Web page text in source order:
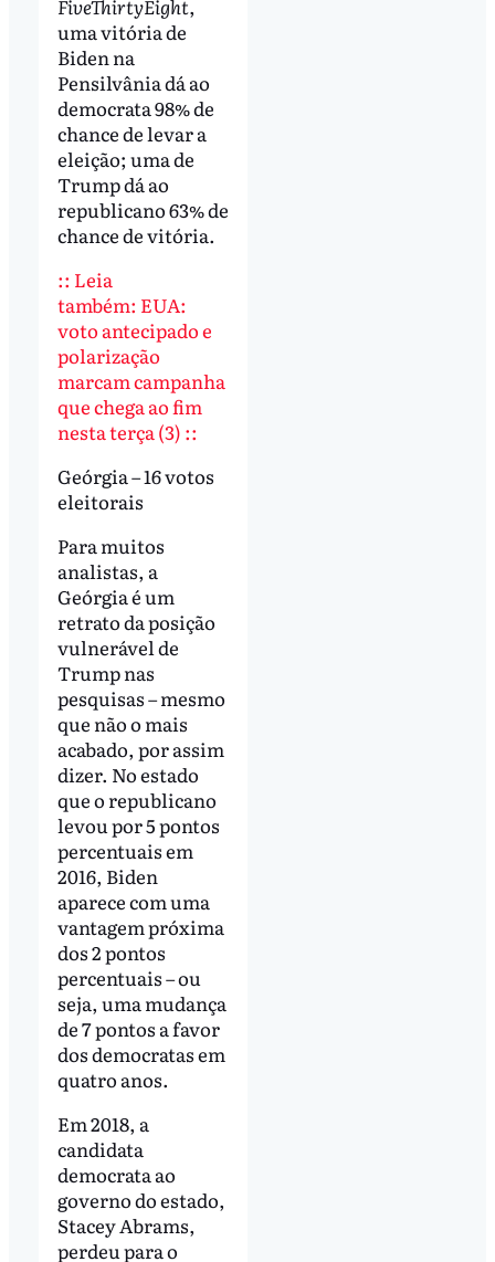
FiveThirtyEight,
uma vitória de
Biden na
Pensilvânia dá ao
democrata 98% de
chance de levar a
eleição; uma de
Trump dá ao
republicano 63% de
chance de vitória.
:: Leia
também: EUA:
voto antecipado e
polarização
marcam campanha
que chega ao fim
nesta terça (3) ::
Geórgia – 16 votos
eleitorais
Para muitos
analistas, a
Geórgia é um
retrato da posição
vulnerável de
Trump nas
pesquisas – mesmo
que não o mais
acabado, por assim
dizer. No estado
que o republicano
levou por 5 pontos
percentuais em
2016, Biden
aparece com uma
vantagem próxima
dos 2 pontos
percentuais – ou
seja, uma mudança
de 7 pontos a favor
dos democratas em
quatro anos.
Em 2018, a
candidata
democrata ao
governo do estado,
Stacey Abrams,
perdeu para o